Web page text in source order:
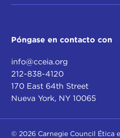
Póngase en contacto con
info@cceia.org
212-838-4120
170 East 64th Street
Nueva York, NY 10065
© 2026 Carnegie Council Ética